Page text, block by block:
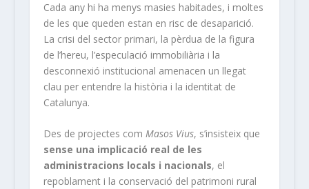
Cada any hi ha menys masies habitades, i moltes
de les que queden estan en risc de desaparició.
La crisi del sector primari, la pèrdua de la figura
de l’hereu, l’especulació immobiliària i la
desconnexió institucional amenacen un llegat
clau per entendre la història i la identitat de
Catalunya.
Des de projectes com Masos Vius, s’insisteix que
sense una implicació real de les
administracions locals i nacionals, el
repoblament i la conservació del patrimoni rural